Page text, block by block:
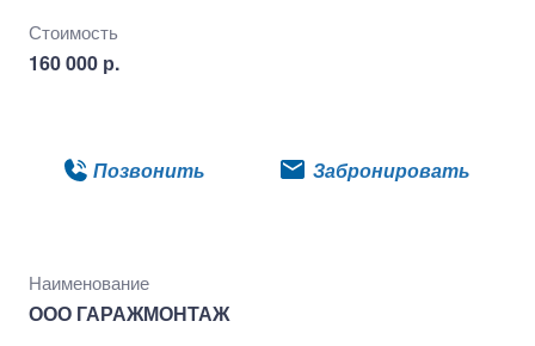
Стоимость
160 000 р.
Позвонить Забронировать
Наименование
ООО ГАРАЖМОНТАЖ